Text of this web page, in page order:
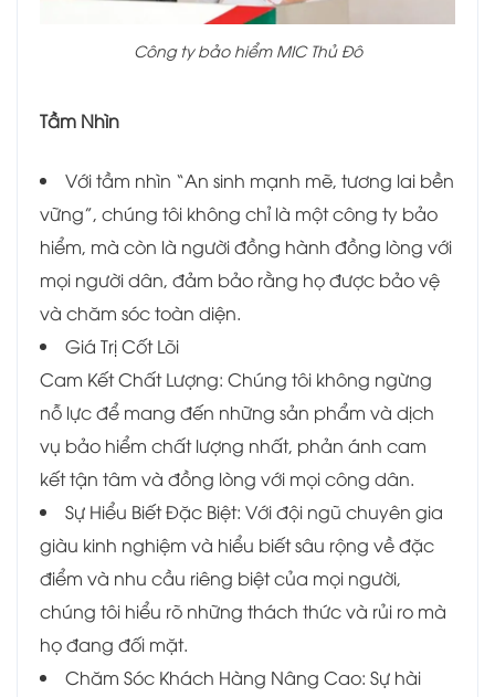
Công ty bảo hiểm MIC Thủ Đô
Tầm Nhìn
Với tầm nhìn “An sinh mạnh mẽ, tương lai bền
vững”, chúng tôi không chỉ là một công ty bảo
hiểm, mà còn là người đồng hành đồng lòng với
mọi người dân, đảm bảo rằng họ được bảo vệ
và chăm sóc toàn diện.
Giá Trị Cốt Lõi
Cam Kết Chất Lượng: Chúng tôi không ngừng
nỗ lực để mang đến những sản phẩm và dịch
vụ bảo hiểm chất lượng nhất, phản ánh cam
kết tận tâm và đồng lòng với mọi công dân.
Sự Hiểu Biết Đặc Biệt: Với đội ngũ chuyên gia
giàu kinh nghiệm và hiểu biết sâu rộng về đặc
điểm và nhu cầu riêng biệt của mọi người,
chúng tôi hiểu rõ những thách thức và rủi ro mà
họ đang đối mặt.
Chăm Sóc Khách Hàng Nâng Cao: Sự hài